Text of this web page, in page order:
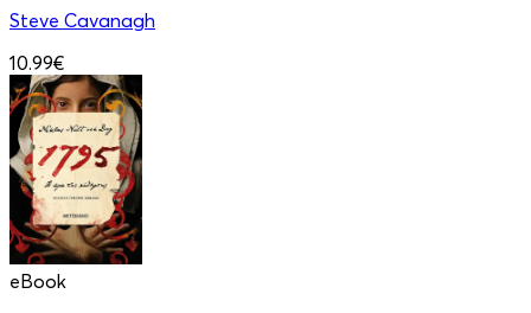
Steve Cavanagh
10.99€
eBook